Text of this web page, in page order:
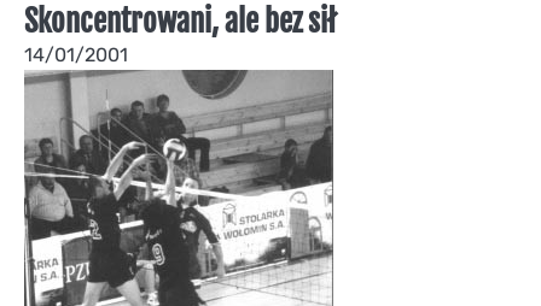
Skoncentrowani, ale bez sił
14/01/2001